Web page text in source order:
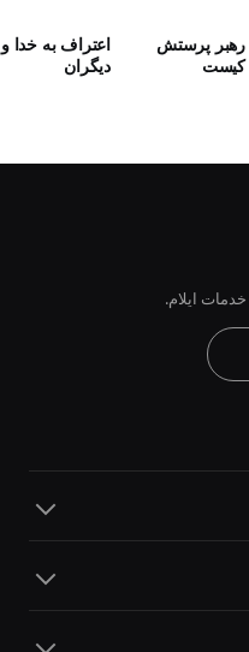
رهبر پرستش
كيست
اعتراف به خدا و
دیگران
ایلام.